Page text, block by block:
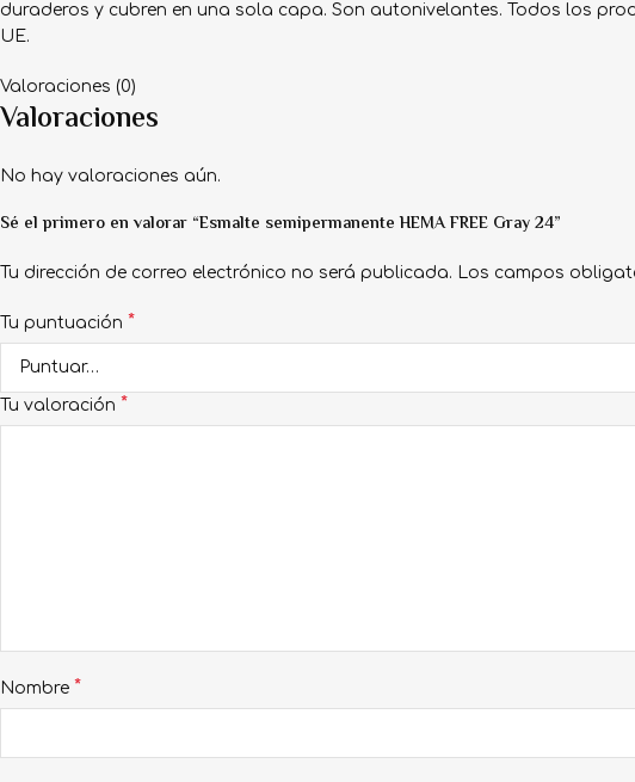
duraderos y cubren en una sola capa. Son autonivelantes. Todos los
UE.
Valoraciones (0)
Valoraciones
No hay valoraciones aún.
Sé el primero en valorar “Esmalte semipermanente HEMA FREE Gray 24”
Tu dirección de correo electrónico no será publicada. Los campos
Tu puntuación *
Tu valoración *
Nombre *